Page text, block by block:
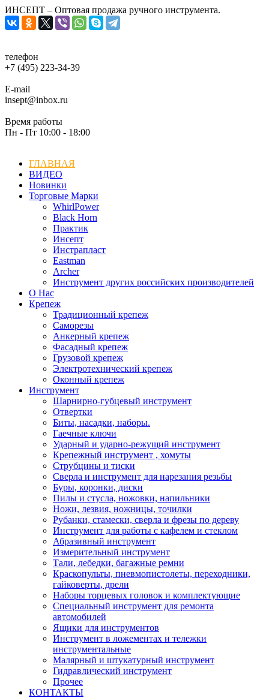
ИНСЕПТ – Оптовая продажа ручного инструмента.
телефон
+7 (495) 223-34-39
E-mail
insept@inbox.ru
Время работы
Пн - Пт 10:00 - 18:00
ГЛАВНАЯ
ВИДЕО
Новинки
Торговые Марки
WhirlPower
Black Horn
Практик
Инсепт
Инстрапласт
Eastman
Archer
Инструмент других российских производителей
О Нас
Крепеж
Традиционный крепеж
Саморезы
Анкерный крепеж
Фасадный крепеж
Грузовой крепеж
Электротехнический крепеж
Оконный крепеж
Инструмент
Шарнирно-губцевый инструмент
Отвертки
Биты, насадки, наборы.
Гаечные ключи
Ударный и ударно-режущий инструмент
Крепежный инструмент , хомуты
Струбцины и тиски
Сверла и инструмент для нарезания резьбы
Буры, коронки, диски
Пилы и стусла, ножовки, напильники
Ножи, лезвия, ножницы, точилки
Рубанки, стамески, сверла и фрезы по дереву
Инструмент для работы с кафелем и стеклом
Абразивный инструмент
Измерительный инструмент
Тали, лебедки, багажные ремни
Краскопульты, пневмопистолеты, переходники,
гайковерты, дрели
Наборы торцевых головок и комплектующие
Специальный инструмент для ремонта
автомобилей
Ящики для инструментов
Инструмент в ложементах и тележки
инструментальные
Малярный и штукатурный инструмент
Гидравлический инструмент
Прочее
КОНТАКТЫ